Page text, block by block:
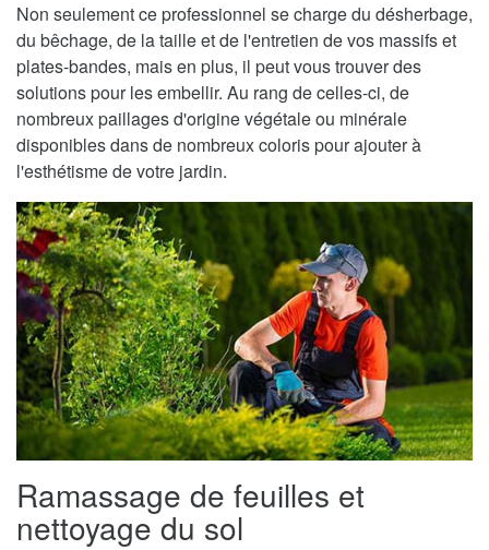
Non seulement ce professionnel se charge du désherbage,
du bêchage, de la taille et de l'entretien de vos massifs et
plates-bandes, mais en plus, il peut vous trouver des
solutions pour les embellir. Au rang de celles-ci, de
nombreux paillages d'origine végétale ou minérale
disponibles dans de nombreux coloris pour ajouter à
l'esthétisme de votre jardin.
Ramassage de feuilles et
nettoyage du sol